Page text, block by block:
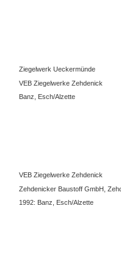
Ziegelwerk Ueckermünde
VEB Ziegelwerke Zehdenick
Banz, Esch/Alzette
VEB Ziegelwerke Zehdenick
Zehdenicker Baustoff GmbH,
1992: Banz, Esch/Alzette